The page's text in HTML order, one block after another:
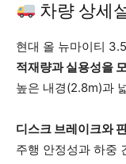
차량 상세
현대 올 뉴마이티
적재량과 실용성을
높은 내경(2.8m)과
디스크 브레이크와
주행 안정성과 하중